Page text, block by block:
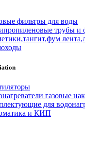
фильтры для воды
трубы и
газовые
для
и КИП